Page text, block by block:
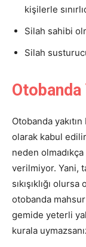
kişilerle
Silah sahibi
Silah
Otobanda
Otobanda
olarak kabul
neden
verilmiyor. Yani,
sıkışıklığı
otobanda
gemide yeterli
kurala